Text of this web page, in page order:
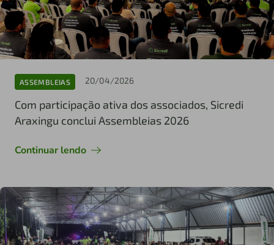
ASSEMBLEIAS 20/04/2026
Com participação ativa dos associados, Sicredi
Araxingu conclui Assembleias 2026
Continuar lendo